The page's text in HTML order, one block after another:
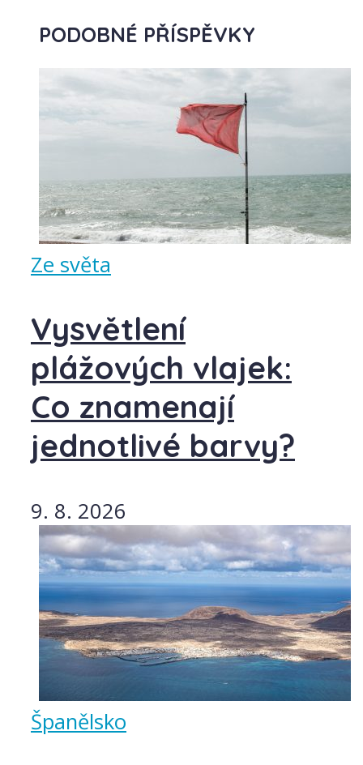
PODOBNÉ PŘÍSPĚVKY
Ze světa
Vysvětlení
plážových vlajek:
Co znamenají
jednotlivé barvy?
9. 8. 2026
Španělsko